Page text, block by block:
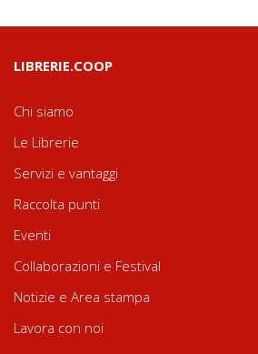
LIBRERIE.COOP
Chi siamo
Le Librerie
Servizi e vantaggi
Raccolta punti
Eventi
Collaborazioni e Festival
Notizie e Area stampa
Lavora con noi